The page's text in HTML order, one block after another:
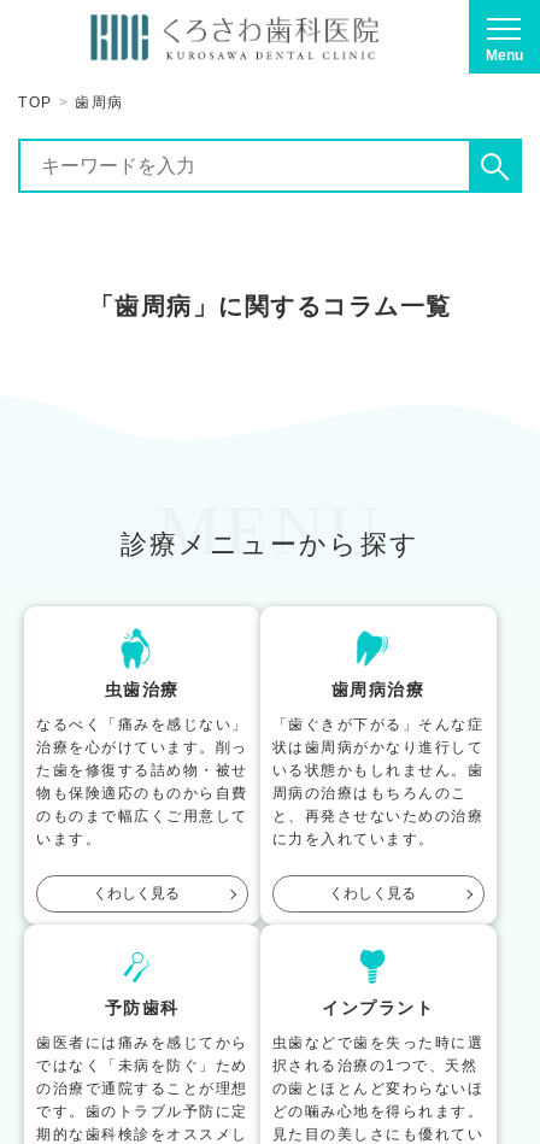
Menu
TOP 歯周病
「歯周病」に関するコラム一覧
MENU
診療メニューから探す
虫歯治療
なるべく「痛みを感じない」
治療を心がけています。削っ
た歯を修復する詰め物・被せ
物も保険適応のものから自費
のものまで幅広くご用意して
います。
くわしく見る
歯周病治療
「歯ぐきが下がる」そんな症
状は歯周病がかなり進行して
いる状態かもしれません。歯
周病の治療はもちろんのこ
と、再発させないための治療
に力を入れています。
くわしく見る
予防歯科
歯医者には痛みを感じてから
ではなく「未病を防ぐ」ため
の治療で通院することが理想
です。歯のトラブル予防に定
期的な歯科検診をオススメし
インプラント
虫歯などで歯を失った時に選
択される治療の1つで、天然
の歯とほとんど変わらないほ
どの噛み心地を得られます。
見た目の美しさにも優れてい